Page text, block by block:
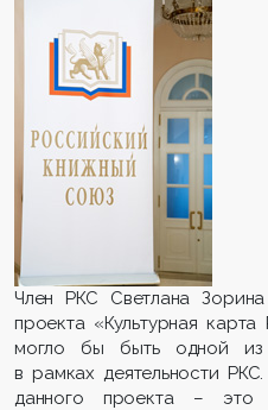
Член РКС Светлана
проекта «Культурная
могло бы быть одной из
в рамках деятельности
данного проекта –